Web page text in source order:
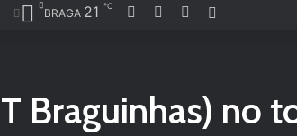
BRAGA 21 ℃ FacebookYouTubeInstagram
Braguinhas) no